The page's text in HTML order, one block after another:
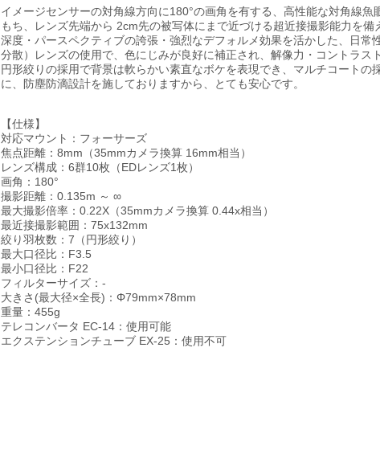
イメージセンサーの対角線方向に180°の画角を有する、高性能な対角線
もち、レンズ先端から 2cm先の被写体にまで近づける超近接撮影能力を
深度・パースペクティブの誇張・強烈なデフォルメ効果を活かした、日
分散）レンズの使用で、色にじみが良好に補正され、解像力・コントラス
円形絞りの採用で背景は軟らかい素直なボケを表現でき、マルチコート
に、防塵防滴設計を施しておりますから、とても安心です。
【仕様】
対応マウント：フォーサーズ
焦点距離：8mm（35mmカメラ換算 16mm相当）
レンズ構成：6群10枚（EDレンズ1枚）
画角：180°
撮影距離：0.135m ～ ∞
最大撮影倍率：0.22X（35mmカメラ換算 0.44x相当）
最近接撮影範囲：75x132mm
絞り羽枚数：7（円形絞り）
最大口径比：F3.5
最小口径比：F22
フィルターサイズ：-
大きさ(最大径×全長)：Φ79mm×78mm
重量：455g
テレコンバータ EC-14：使用可能
エクステンションチューブ EX-25：使用不可